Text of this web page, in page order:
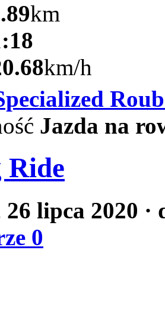
km
km/h
Jazda na
Ride
lipca 2020 ·
0